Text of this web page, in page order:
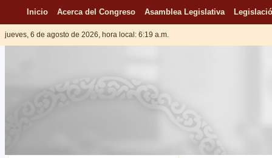
Inicio Acerca del Congreso Asamblea Legislativa
jueves, 6 de agosto de 2026, hora local: 6:19 a.m.